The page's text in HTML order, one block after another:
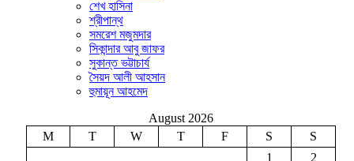
শেখ হাসিনা
শ্রীপান্থ
সমরেশ মজুমদার
সিকান্দার আবু জাফর
সুকান্ত ভট্টাচার্য
সৈয়দ আলী আহসান
হুমায়ূন আহমেদ
August 2026
M
T W T F S
S
1
2